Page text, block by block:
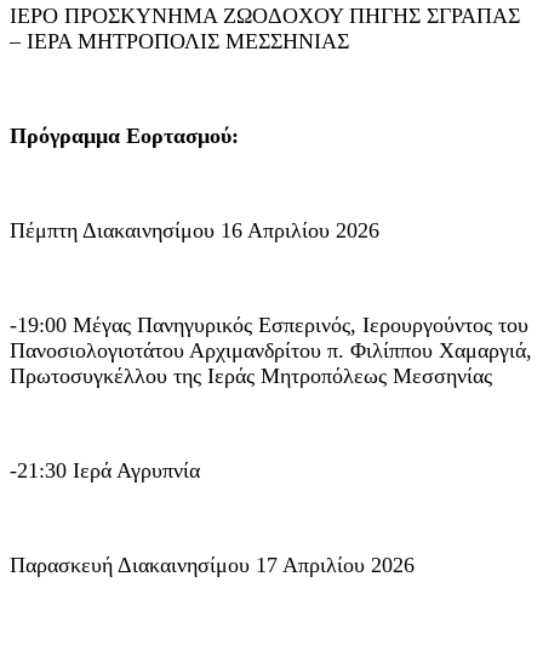
ΙΕΡΟ ΠΡΟΣΚΥΝΗΜΑ ΖΩΟΔΟΧΟΥ ΠΗΓΗΣ ΣΓΡΑΠΑΣ
– ΙΕΡΑ ΜΗΤΡΟΠΟΛΙΣ ΜΕΣΣΗΝΙΑΣ
Πρόγραμμα Εορτασμού:
Πέμπτη Διακαινησίμου 16 Απριλίου 2026
-19:00 Μέγας Πανηγυρικός Εσπερινός, Ιερουργούντος του
Πανοσιολογιοτάτου Αρχιμανδρίτου π. Φιλίππου Χαμαργιά,
Πρωτοσυγκέλλου της Ιεράς Μητροπόλεως Μεσσηνίας
-21:30 Ιερά Αγρυπνία
Παρασκευή Διακαινησίμου 17 Απριλίου 2026